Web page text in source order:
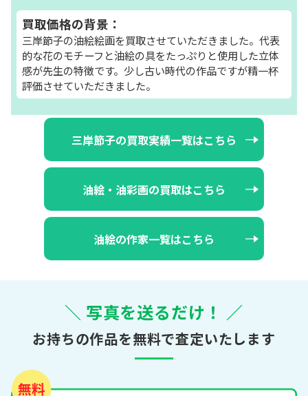
買取価格の背景：
三岸節子の油絵絵画を買取させていただきました。代表
的な花のモチーフと油絵の具をたっぷりと使用した立体
感が先生の特徴です。少し古い時代の作品ですが精一杯
評価させていただきました。
三岸節子の買取実績一覧はこちら
油絵・油彩画の買取はこちら
油絵の作家一覧はこちら
＼ 写真を送るだけ！ ／
お持ちの作品を無料で査定いたします